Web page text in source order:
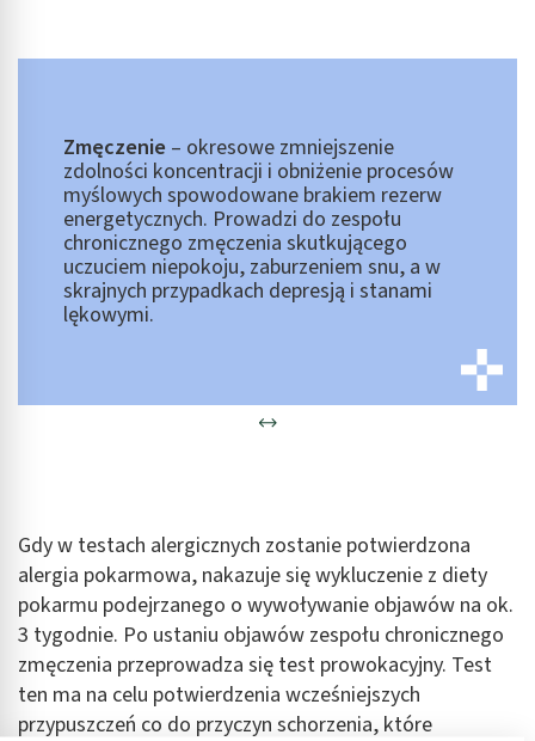
Zmęczenie – okresowe zmniejszenie
zdolności koncentracji i obniżenie procesów
myślowych spowodowane brakiem rezerw
energetycznych. Prowadzi do zespołu
chronicznego zmęczenia skutkującego
uczuciem niepokoju, zaburzeniem snu, a w
skrajnych przypadkach depresją i stanami
lękowymi.
Gdy w testach alergicznych zostanie potwierdzona
alergia pokarmowa, nakazuje się wykluczenie z diety
pokarmu podejrzanego o wywoływanie objawów na ok.
3 tygodnie. Po ustaniu objawów zespołu chronicznego
zmęczenia przeprowadza się test prowokacyjny. Test
ten ma na celu potwierdzenia wcześniejszych
przypuszczeń co do przyczyn schorzenia, które